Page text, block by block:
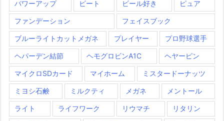
パワーアップ ビート ビール好き ピュア
ファンデーション フェイスブック
ブルーライトカットメガネ プレイヤー プロ野球選手
ヘパーデン結節 ヘモグロビンA1C ヘヤーピン
マイクロSDカード マイホーム ミスタードーナッツ
ミヨシ石鹸 ミルクティ メガネ メントール
ライト ライフワーク リウマチ リタリン